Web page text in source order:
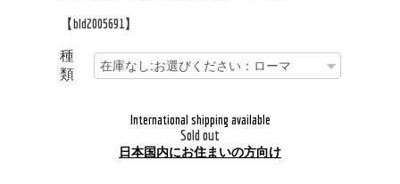
【bld2005691】
種
類
International shipping available
Sold out
日本国内にお住まいの方向け